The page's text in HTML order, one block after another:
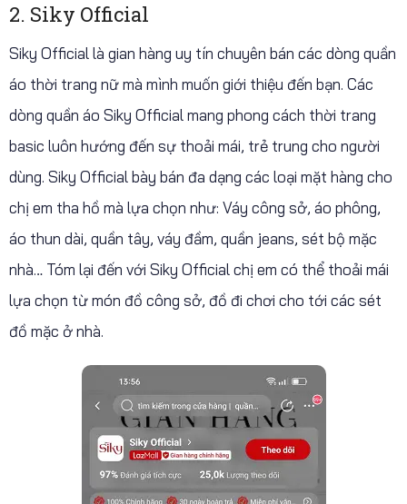
2. Siky Official
Siky Official là gian hàng uy tín chuyên bán các dòng quần
áo thời trang nữ mà mình muốn giới thiệu đến bạn. Các
dòng quần áo Siky Official mang phong cách thời trang
basic luôn hướng đến sự thoải mái, trẻ trung cho người
dùng. Siky Official bày bán đa dạng các loại mặt hàng cho
chị em tha hồ mà lựa chọn như: Váy công sở, áo phông,
áo thun dài, quần tây, váy đầm, quần jeans, sét bộ mặc
nhà… Tóm lại đến với Siky Official chị em có thể thoải mái
lựa chọn từ món đồ công sở, đồ đi chơi cho tới các sét
đồ mặc ở nhà.